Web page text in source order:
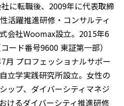
に転職後、2009年に代表取締
活躍推進研修・コンサルティ
会社Woomax設立。2015年6
ード番号9600 東証第一部）
月 プロフェッショナルサポー
立学実践研究所設立。女性の
ップ、ダイバーシティマネジ
けるダイバーシティ推進研修